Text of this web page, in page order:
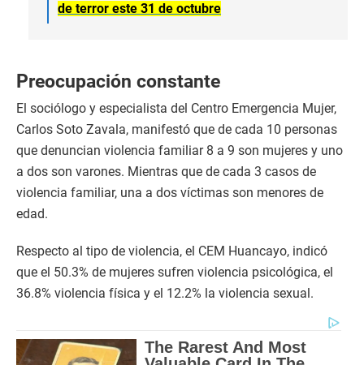
de terror este 31 de octubre
Preocupación constante
El sociólogo y especialista del Centro Emergencia Mujer,
Carlos Soto Zavala, manifestó que de cada 10 personas
que denuncian violencia familiar 8 a 9 son mujeres y uno
a dos son varones. Mientras que de cada 3 casos de
violencia familiar, una a dos víctimas son menores de
edad.
Respecto al tipo de violencia, el CEM Huancayo, indicó
que el 50.3% de mujeres sufren violencia psicológica, el
36.8% violencia física y el 12.2% la violencia sexual.